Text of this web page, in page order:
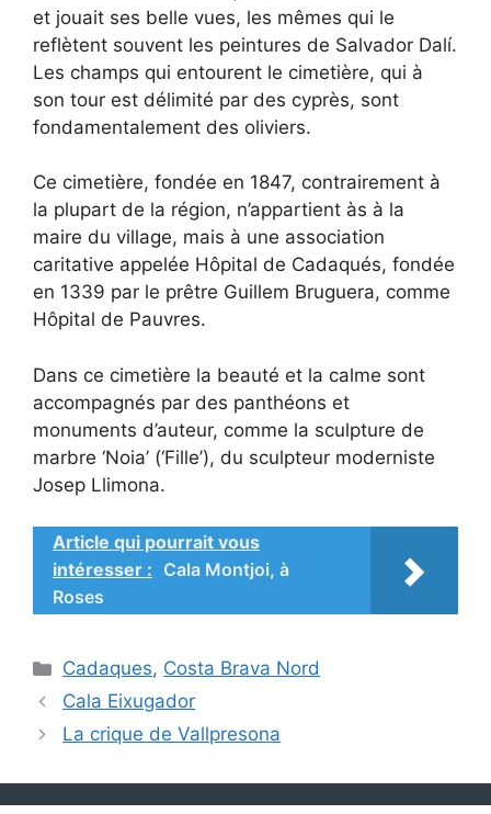
et jouait ses belle vues, les mêmes qui le
reflètent souvent les peintures de Salvador Dalí.
Les champs qui entourent le cimetière, qui à
son tour est délimité par des cyprès, sont
fondamentalement des oliviers.
Ce cimetière, fondée en 1847, contrairement à
la plupart de la région, n’appartient às à la
maire du village, mais à une association
caritative appelée Hôpital de Cadaqués, fondée
en 1339 par le prêtre Guillem Bruguera, comme
Hôpital de Pauvres.
Dans ce cimetière la beauté et la calme sont
accompagnés par des panthéons et
monuments d’auteur, comme la sculpture de
marbre ‘Noia’ (‘Fille’), du sculpteur moderniste
Josep Llimona.
Article qui pourrait vous
intéresser : Cala Montjoi, à
Roses
Catégories
Cadaques, Costa Brava Nord
Cala Eixugador
La crique de Vallpresona